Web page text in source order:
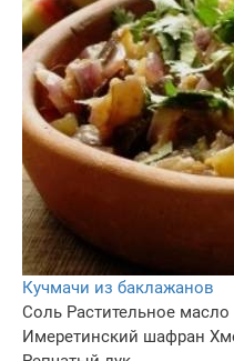
Кучмачи из баклажанов
Соль Растительное масло
Имеретинский шафран